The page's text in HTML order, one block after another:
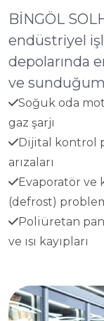
BİNGÖL
endüstriyel
depolarında
ve
Soğuk oda
gaz şarjı
Dijital kontrol
arızaları
Evaporatör ve
(defrost)
Poliüretan
ve ısı kayıpları